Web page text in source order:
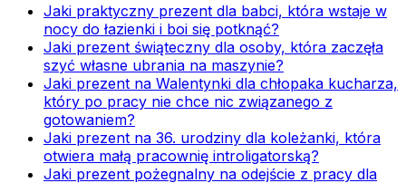
Jaki praktyczny prezent dla babci, która wstaje w
nocy do łazienki i boi się potknąć?
Jaki prezent świąteczny dla osoby, która zaczęła
szyć własne ubrania na maszynie?
Jaki prezent na Walentynki dla chłopaka kucharza,
który po pracy nie chce nic związanego z
gotowaniem?
Jaki prezent na 36. urodziny dla koleżanki, która
otwiera małą pracownię introligatorską?
Jaki prezent pożegnalny na odejście z pracy dla